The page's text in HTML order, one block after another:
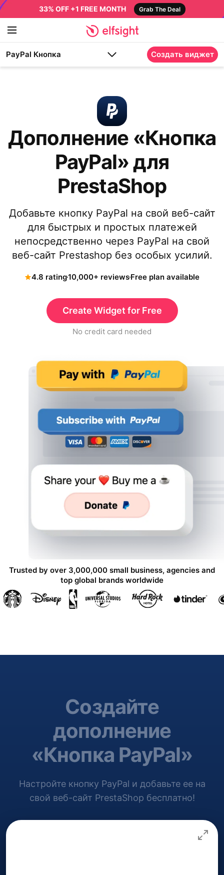
33% OFF +1 FREE MONTH Grab The Deal
PayPal Кнопка Создать виджет
Дополнение «Кнопка
PayPal» для
PrestaShop
Добавьте кнопку PayPal на свой веб-сайт
для быстрых и простых платежей
непосредственно через PayPal на свой
веб-сайт Prestashop без особых усилий.
4.8 rating10,000+ reviewsFree plan available
Create Widget for Free
No credit card needed
Trusted by over 3,000,000 small business, agencies and
top global brands worldwide
Создайте
дополнение
«Кнопка PayPal»
Настройте кнопку PayPal и добавьте ее на
свой веб-сайт PrestaShop бесплатно!